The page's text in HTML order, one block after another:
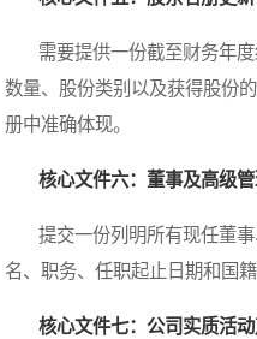
需要提供一份截至财务年度
数量、股份类别以及获得股份
册中准确体现。
核心文件六：董事及高级
提交一份列明所有现任董事
名、职务、任职起止日期和国
核心文件七：公司实质活